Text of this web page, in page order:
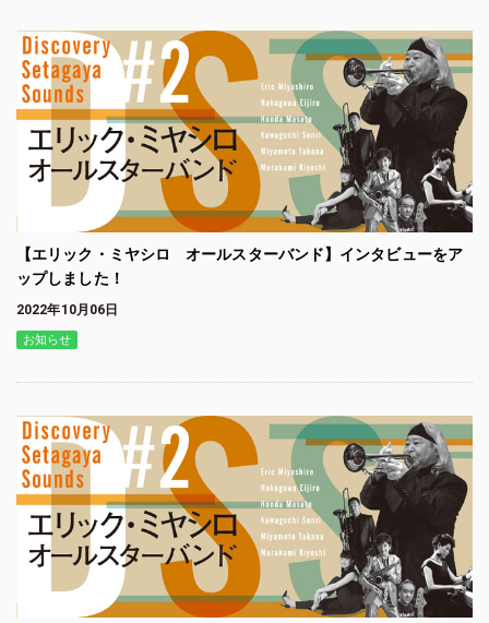
【エリック・ミヤシロ オールスターバンド】インタビューをア
ップしました！
2022年10月06日
お知らせ